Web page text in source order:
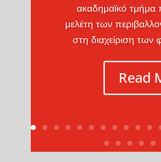
ακαδημαϊκό τμήμα
μελέτη των
στη διαχείριση
Read